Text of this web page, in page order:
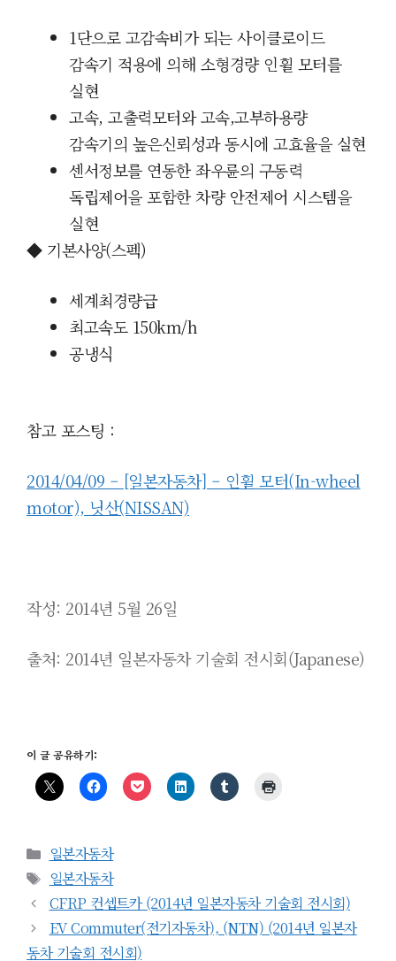
1단으로 고감속비가 되는 사이클로이드
감속기 적용에 의해 소형경량인휠 모터를
실현
고속, 고출력모터와 고속,고부하용량
감속기의 높은신뢰성과 동시에 고효율을 실현
센서정보를 연동한 좌우륜의 구동력
독립제어을 포함한 차량 안전제어 시스템을
실현
◆ 기본사양(스펙)
세계최경량급
최고속도 150km/h
공냉식
참고 포스팅 :
2014/04/09 – [일본자동차] – 인휠 모터(In-wheel
motor), 닛산(NISSAN)
작성: 2014년 5월 26일
출처: 2014년 일본자동차 기술회 전시회(Japanese)
이 글 공유하기:
카
테
고
리
일본자동차
태
그
일본자동차
CFRP 컨셉트카 (2014년 일본자동차 기술회 전시회)
EV Commuter(전기자동차), (NTN) (2014년 일본자
동차 기술회 전시회)